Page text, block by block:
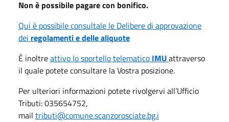
Non è possibile pagare con bonifico.
Qui è possibile consultale le Delibere di approvazione
dei regolamenti e delle aliquote
È inoltreattivo lo sportello telematico IMUattraverso
il quale potete consultare la Vostra posizione.
Per ulteriori informazioni potete rivolgervi all’Ufficio
Tributi: 035654752,
mail tributi@comune.scanzorosciate.bg.i